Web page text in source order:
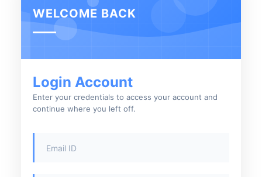
WELCOME BACK
Login Account
Enter your credentials to access your account and
continue where you left off.